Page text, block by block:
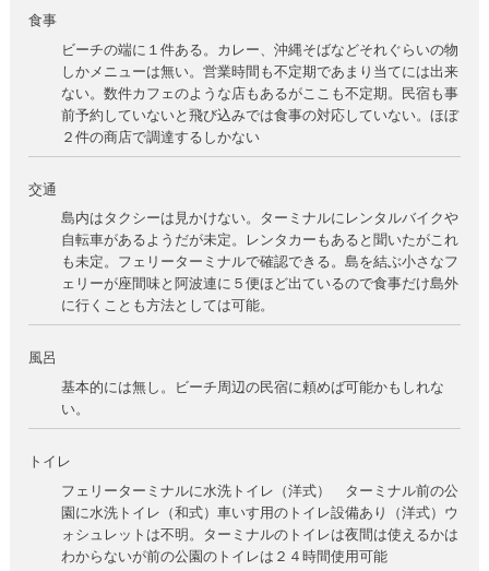
食事
ビーチの端に１件ある。カレー、沖縄そばなどそれぐらいの物
しかメニューは無い。営業時間も不定期であまり当てには出来
ない。数件カフェのような店もあるがここも不定期。民宿も事
前予約していないと飛び込みでは食事の対応していない。ほぼ
２件の商店で調達するしかない
交通
島内はタクシーは見かけない。ターミナルにレンタルバイクや
自転車があるようだが未定。レンタカーもあると聞いたがこれ
も未定。フェリーターミナルで確認できる。島を結ぶ小さなフ
ェリーが座間味と阿波連に５便ほど出ているので食事だけ島外
に行くことも方法としては可能。
風呂
基本的には無し。ビーチ周辺の民宿に頼めば可能かもしれな
い。
トイレ
フェリーターミナルに水洗トイレ（洋式） ターミナル前の公
園に水洗トイレ（和式）車いす用のトイレ設備あり（洋式）ウ
ォシュレットは不明。ターミナルのトイレは夜間は使えるかは
わからないが前の公園のトイレは２４時間使用可能